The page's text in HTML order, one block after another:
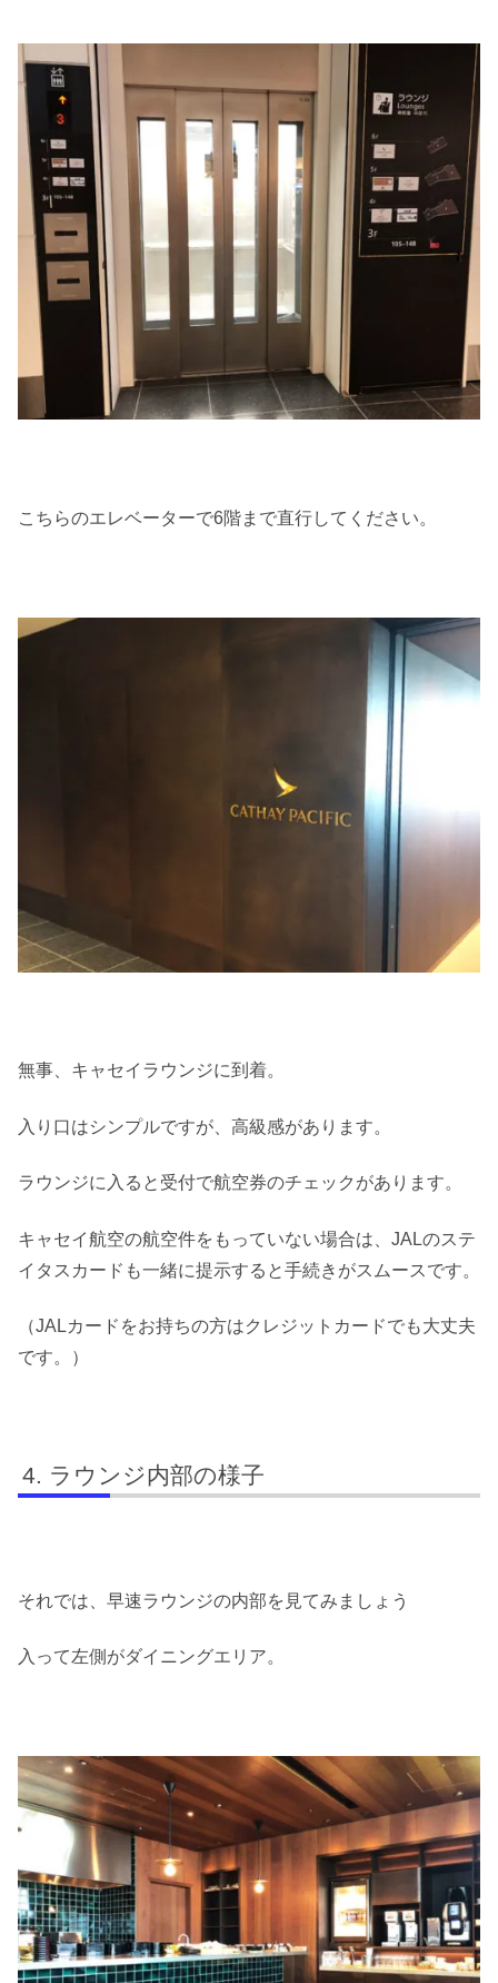
こちらのエレベーターで6階まで直行してください。
無事、キャセイラウンジに到着。
入り口はシンプルですが、高級感があります。
ラウンジに入ると受付で航空券のチェックがあります。
キャセイ航空の航空件をもっていない場合は、JALのステ
イタスカードも一緒に提示すると手続きがスムースです。
（JALカードをお持ちの方はクレジットカードでも大丈夫
です。）
ラウンジ内部の様子
それでは、早速ラウンジの内部を見てみましょう
入って左側がダイニングエリア。